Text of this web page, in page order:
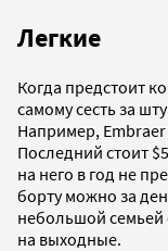
Легкие
Когда предстоит
самому сесть за
Например,
Последний стоит
на него в год не
борту можно за
небольшой семьей
на выходные.